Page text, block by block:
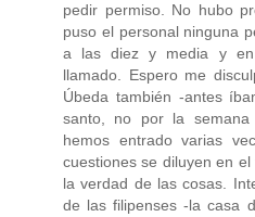
pedir permiso. No hubo
puso el personal ninguna
a las diez y media y en
llamado. Espero me
Úbeda también -antes
santo, no por la
hemos entrado varias
cuestiones se diluyen en
la verdad de las cosas.
de las filipenses -la casa